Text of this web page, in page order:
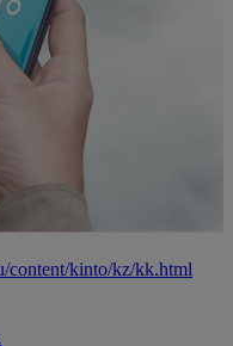
content/kinto/kz/kk.html